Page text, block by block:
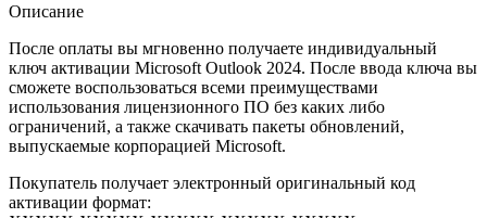
Описание
После оплаты вы мгновенно получаете индивидуальный
ключ активации Microsoft Outlook 2024. После ввода ключа вы
сможете воспользоваться всеми преимуществами
использования лицензионного ПО без каких либо
ограничений, а также скачивать пакеты обновлений,
выпускаемые корпорацией Microsoft.
Покупатель получает электронный оригинальный код
активации формат: